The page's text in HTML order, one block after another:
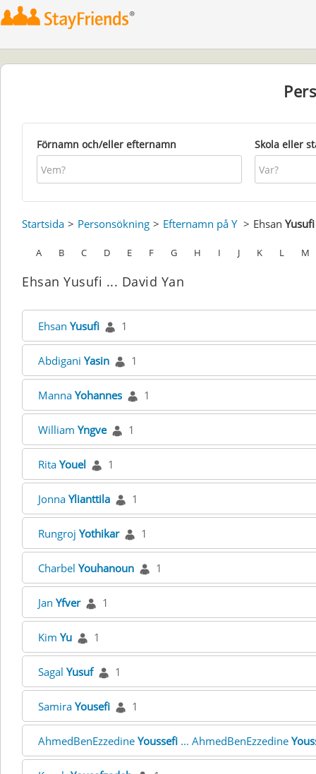
Förnamn och/eller efternamn Skola eller
Startsida Personsökning Efternamn på Y Ehsan Yusufi
A B C D E F G H I J K L M
Ehsan Yusufi ... David Yan
Ehsan Yusufi 1
Abdigani Yasin 1
Manna Yohannes 1
William Yngve 1
Rita Youel 1
Jonna Ylianttila 1
Rungroj Yothikar 1
Charbel Youhanoun 1
Jan Yfver 1
Kim Yu 1
Sagal Yusuf 1
Samira Yousefi 1
AhmedBenEzzedine Youssefi ... AhmedBenEzzedine